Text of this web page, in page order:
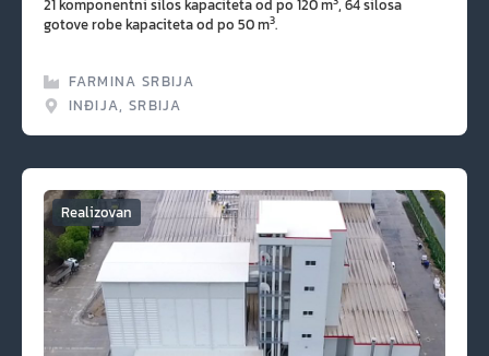
21 komponentni silos kapaciteta od po 120 m , 64 silosa
gotove robe kapaciteta od po 50 m3.
FARMINA SRBIJA
INĐIJA, SRBIJA
Realizovan